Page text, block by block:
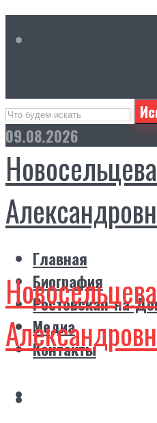
09.08.2026
Главная
Биография
Ростовская-на-
Медиа
Контакты